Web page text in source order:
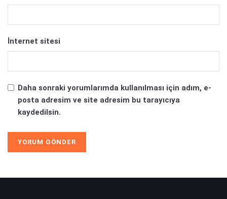
İnternet sitesi
Daha sonraki yorumlarımda kullanılması için adım, e-
posta adresim ve site adresim bu tarayıcıya
kaydedilsin.